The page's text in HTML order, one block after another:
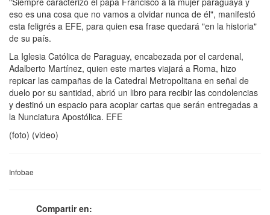
eso es una cosa que no vamos a olvidar nunca de él", manifestó
esta feligrés a EFE, para quien esa frase quedará "en la historia"
de su país.
La Iglesia Católica de Paraguay, encabezada por el cardenal,
Adalberto Martínez, quien este martes viajará a Roma, hizo
repicar las campañas de la Catedral Metropolitana en señal de
duelo por su santidad, abrió un libro para recibir las condolencias
y destinó un espacio para acopiar cartas que serán entregadas a
la Nunciatura Apostólica. EFE
(foto) (video)
Infobae
Compartir en: